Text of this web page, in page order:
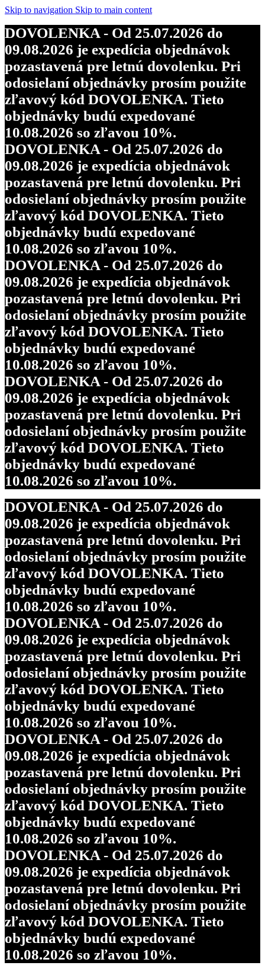
Skip to navigation Skip to main content
DOVOLENKA - Od 25.07.2026 do
09.08.2026 je expedícia objednávok
pozastavená pre letnú dovolenku. Pri
odosielaní objednávky prosím použite
zľavový kód DOVOLENKA. Tieto
objednávky budú expedované
10.08.2026 so zľavou 10%.
DOVOLENKA - Od 25.07.2026 do
09.08.2026 je expedícia objednávok
pozastavená pre letnú dovolenku. Pri
odosielaní objednávky prosím použite
zľavový kód DOVOLENKA. Tieto
objednávky budú expedované
10.08.2026 so zľavou 10%.
DOVOLENKA - Od 25.07.2026 do
09.08.2026 je expedícia objednávok
pozastavená pre letnú dovolenku. Pri
odosielaní objednávky prosím použite
zľavový kód DOVOLENKA. Tieto
objednávky budú expedované
10.08.2026 so zľavou 10%.
DOVOLENKA - Od 25.07.2026 do
09.08.2026 je expedícia objednávok
pozastavená pre letnú dovolenku. Pri
odosielaní objednávky prosím použite
zľavový kód DOVOLENKA. Tieto
objednávky budú expedované
10.08.2026 so zľavou 10%.
DOVOLENKA - Od 25.07.2026 do
09.08.2026 je expedícia objednávok
pozastavená pre letnú dovolenku. Pri
odosielaní objednávky prosím použite
zľavový kód DOVOLENKA. Tieto
objednávky budú expedované
10.08.2026 so zľavou 10%.
DOVOLENKA - Od 25.07.2026 do
09.08.2026 je expedícia objednávok
pozastavená pre letnú dovolenku. Pri
odosielaní objednávky prosím použite
zľavový kód DOVOLENKA. Tieto
objednávky budú expedované
10.08.2026 so zľavou 10%.
DOVOLENKA - Od 25.07.2026 do
09.08.2026 je expedícia objednávok
pozastavená pre letnú dovolenku. Pri
odosielaní objednávky prosím použite
zľavový kód DOVOLENKA. Tieto
objednávky budú expedované
10.08.2026 so zľavou 10%.
DOVOLENKA - Od 25.07.2026 do
09.08.2026 je expedícia objednávok
pozastavená pre letnú dovolenku. Pri
odosielaní objednávky prosím použite
zľavový kód DOVOLENKA. Tieto
objednávky budú expedované
10.08.2026 so zľavou 10%.